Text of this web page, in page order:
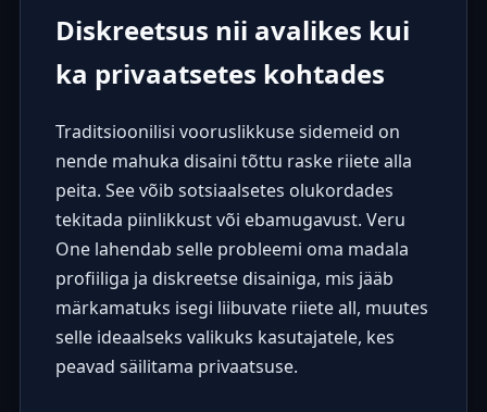
Diskreetsus nii avalikes kui
ka privaatsetes kohtades
Traditsioonilisi vooruslikkuse sidemeid on
nende mahuka disaini tõttu raske riiete alla
peita. See võib sotsiaalsetes olukordades
tekitada piinlikkust või ebamugavust. Veru
One lahendab selle probleemi oma madala
profiiliga ja diskreetse disainiga, mis jääb
märkamatuks isegi liibuvate riiete all, muutes
selle ideaalseks valikuks kasutajatele, kes
peavad säilitama privaatsuse.